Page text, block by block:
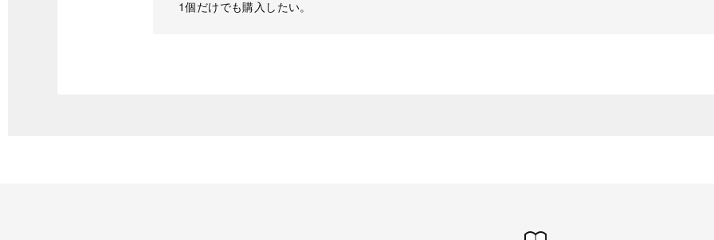
1個だけでも購入したい。